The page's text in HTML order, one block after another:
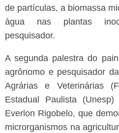
de partículas, a biomassa
água nas plantas
pesquisador.
A segunda palestra do
agrônomo e pesquisador
Agrárias e Veterinárias
Estadual Paulista
Everlon Rigobelo, que
microrganismos na